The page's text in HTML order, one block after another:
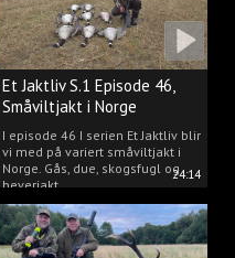
24:14
Et Jaktliv S.1 Episode 46,
Småviltjakt i Norge
I episode 46 I serien Et Jaktliv blir
vi med på variert småviltjakt i
Norge. Gås, due, skogsfugl og
beverjakt.